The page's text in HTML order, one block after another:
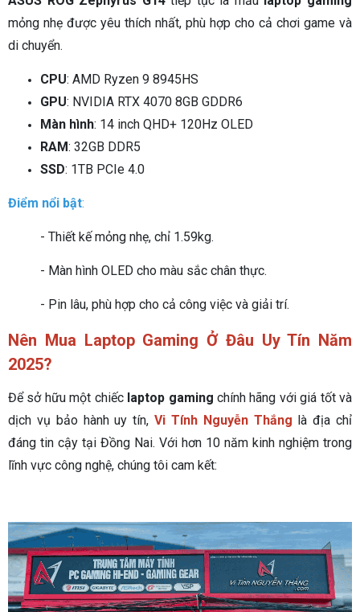
mỏng nhẹ được yêu thích nhất, phù hợp cho cả chơi game và
di chuyển.
CPU: AMD Ryzen 9 8945HS
GPU: NVIDIA RTX 4070 8GB GDDR6
Màn hình: 14 inch QHD+ 120Hz OLED
RAM: 32GB DDR5
SSD: 1TB PCIe 4.0
Điểm nổi bật:
- Thiết kế mỏng nhẹ, chỉ 1.59kg.
- Màn hình OLED cho màu sắc chân thực.
- Pin lâu, phù hợp cho cả công việc và giải trí.
Nên Mua Laptop Gaming Ở Đâu Uy Tín Năm
2025?
Để sở hữu một chiếc laptop gaming chính hãng với giá tốt và
dịch vụ bảo hành uy tín, Vi Tính Nguyễn Thắng là địa chỉ
đáng tin cậy tại Đồng Nai. Với hơn 10 năm kinh nghiệm trong
lĩnh vực công nghệ, chúng tôi cam kết: